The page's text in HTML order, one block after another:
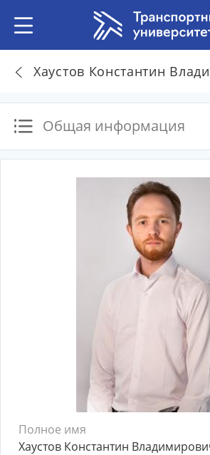
Хаустов Константин
Общая информация
Полное имя
Хаустов Константин